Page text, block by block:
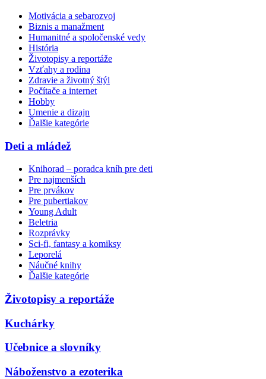
Motivácia a sebarozvoj
Biznis a manažment
Humanitné a spoločenské vedy
História
Životopisy a reportáže
Vzťahy a rodina
Zdravie a životný štýl
Počítače a internet
Hobby
Umenie a dizajn
Ďalšie kategórie
Deti a mládež
Knihorad – poradca kníh pre deti
Pre najmenších
Pre prvákov
Pre pubertiakov
Young Adult
Beletria
Rozprávky
Sci-fi, fantasy a komiksy
Leporelá
Náučné knihy
Ďalšie kategórie
Životopisy a reportáže
Kuchárky
Učebnice a slovníky
Náboženstvo a ezoterika